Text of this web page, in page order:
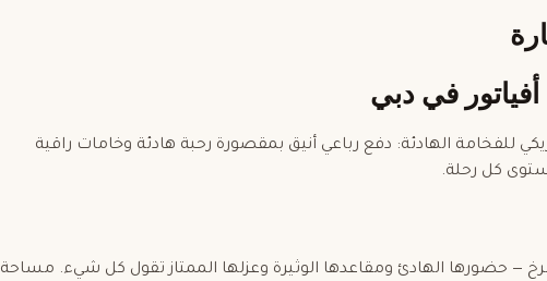
أفياتور في دبي
للفخامة الهادئة: دفع رباعي أنيق بمقصورة رحبة هادئة وخامات راقية
كل رحلة.
— حضورها الهادئ ومقاعدها الوثيرة وعزلها الممتاز تقول كل شيء. مساحة